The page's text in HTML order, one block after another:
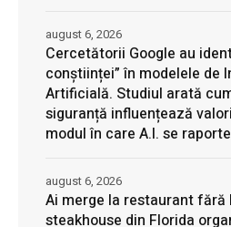
Cercetătorii Google au
conștiinței” în modelele de
Artificială. Studiul arată
siguranță influențează
modul în care A.I. se
august 6, 2026
Ai merge la restaurant fără
steakhouse din Florida
august 6, 2026